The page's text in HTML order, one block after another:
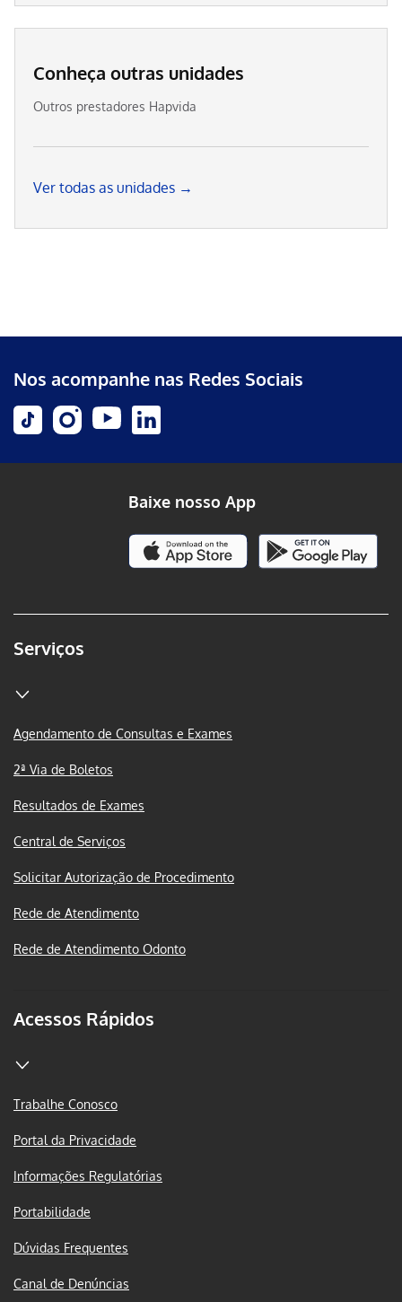
Conheça outras unidades
Outros prestadores Hapvida
Ver todas as unidades →
Nos acompanhe nas Redes Sociais
Serviços
Agendamento de Consultas e Exames
2ª Via de Boletos
Resultados de Exames
Central de Serviços
Solicitar Autorização de Procedimento
Rede de Atendimento
Rede de Atendimento Odonto
Acessos Rápidos
Trabalhe Conosco
Portal da Privacidade
Informações Regulatórias
Portabilidade
Dúvidas Frequentes
Canal de Denúncias
Baixe nosso App